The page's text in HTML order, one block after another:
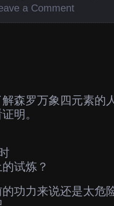
a Comment
森罗万象四元素的
明。
试炼？
功力来说还是太危